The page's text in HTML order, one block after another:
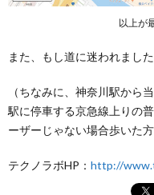
以上が
また、もし道に迷われまし
（ちなみに、神奈川駅から
駅に停車する京急線上りの
ーザーじゃない場合歩いた
テクノラボHP： http://